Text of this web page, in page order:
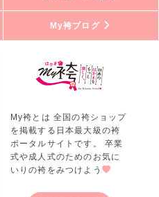
My袴ブログ
My袴とは 全国の袴ショップ
を掲載する日本最大級の袴
ポータルサイトです。 卒業
式や成人式のためのお気に
いりの袴をみつけよう